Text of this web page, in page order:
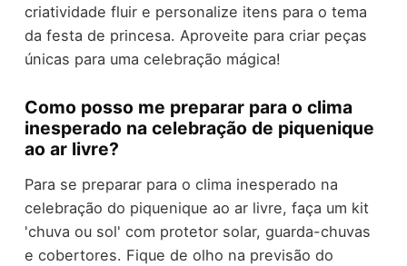
criatividade fluir e personalize itens para o tema
da festa de princesa. Aproveite para criar peças
únicas para uma celebração mágica!
Como posso me preparar para o clima
inesperado na celebração de piquenique
ao ar livre?
Para se preparar para o clima inesperado na
celebração do piquenique ao ar livre, faça um kit
'chuva ou sol' com protetor solar, guarda-chuvas
e cobertores. Fique de olho na previsão do